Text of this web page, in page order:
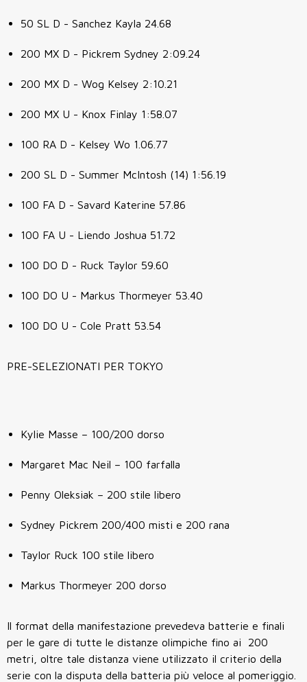
50 SL D - Sanchez Kayla 24.68
200 MX D - Pickrem Sydney 2:09.24
200 MX D - Wog Kelsey 2:10.21
200 MX U - Knox Finlay 1:58.07
100 RA D - Kelsey Wo 1.06.77
200 SL D - Summer McIntosh (14) 1:56.19
100 FA D - Savard Katerine 57.86
100 FA U - Liendo Joshua 51.72
100 DO D - Ruck Taylor 59.60
100 DO U - Markus Thormeyer 53.40
100 DO U - Cole Pratt 53.54
PRE-SELEZIONATI PER TOKYO
Kylie Masse – 100/200 dorso
Margaret Mac Neil – 100 farfalla
Penny Oleksiak – 200 stile libero
Sydney Pickrem 200/400 misti e 200 rana
Taylor Ruck 100 stile libero
Markus Thormeyer 200 dorso
Il format della manifestazione prevedeva batterie e finali
per le gare di tutte le distanze olimpiche fino ai 200
metri, oltre tale distanza viene utilizzato il criterio della
serie con la disputa della batteria più veloce al pomeriggio.